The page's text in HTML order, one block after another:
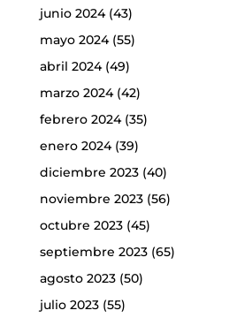
junio 2024(43)
mayo 2024(55)
abril 2024(49)
marzo 2024(42)
febrero 2024(35)
enero 2024(39)
diciembre 2023(40)
noviembre 2023(56)
octubre 2023(45)
septiembre 2023(65)
agosto 2023(50)
julio 2023(55)